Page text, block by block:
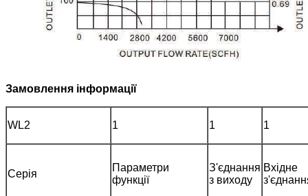
Замовлення інформації
WL2 1 1 1
Серія
Параметри
функції
З'єднання
з виходу
Вхідне